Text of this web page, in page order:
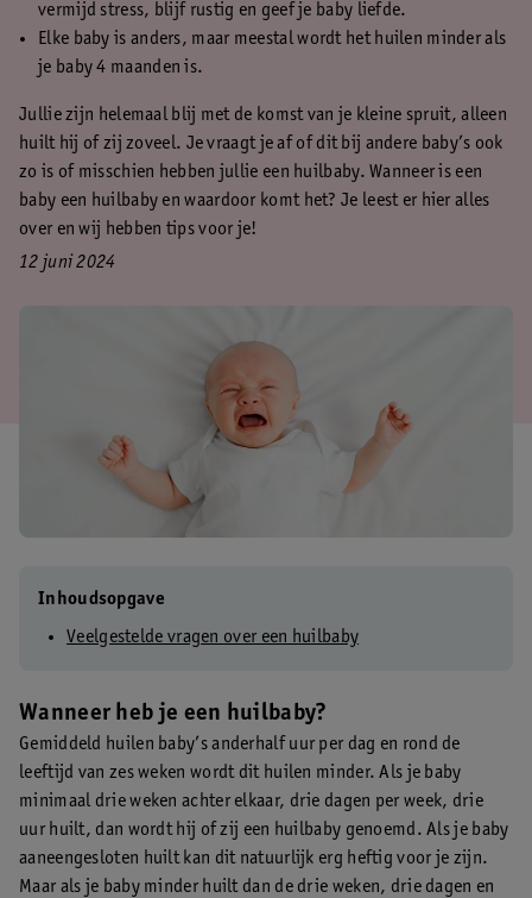
vermijd stress, blijf rustig en geef je baby liefde.
Elke baby is anders, maar meestal wordt het huilen minder als
je baby 4 maanden is.
Jullie zijn helemaal blij met de komst van je kleine spruit, alleen
huilt hij of zij zoveel. Je vraagt je af of dit bij andere baby’s ook
zo is of misschien hebben jullie een huilbaby. Wanneer is een
baby een huilbaby en waardoor komt het? Je leest er hier alles
over en wij hebben tips voor je!
12 juni 2024
Inhoudsopgave
Veelgestelde vragen over een huilbaby
Wanneer heb je een huilbaby?
Gemiddeld huilen baby’s anderhalf uur per dag en rond de
leeftijd van zes weken wordt dit huilen minder. Als je baby
minimaal drie weken achter elkaar, drie dagen per week, drie
uur huilt, dan wordt hij of zij een huilbaby genoemd. Als je baby
aaneengesloten huilt kan dit natuurlijk erg heftig voor je zijn.
Maar als je baby minder huilt dan de drie weken, drie dagen en